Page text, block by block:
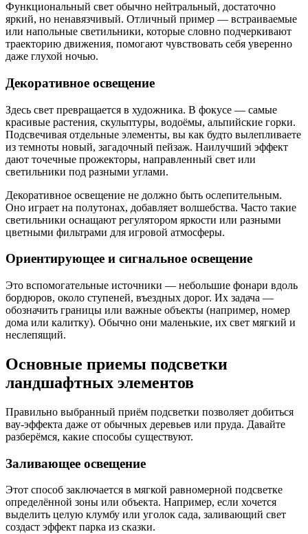
Функциональный свет обычно нейтральный, достаточно
яркий, но ненавязчивый. Отличный пример — встраиваемые
или напольные светильники, которые словно подчеркивают
траекторию движения, помогают чувствовать себя уверенно
даже глухой ночью.
Декоративное освещение
Здесь свет превращается в художника. В фокусе — самые
красивые растения, скульптуры, водоёмы, альпийские горки.
Подсвечивая отдельные элементы, вы как будто вылепливаете
из темноты новый, загадочный пейзаж. Наилучший эффект
дают точечные прожекторы, направленный свет или
светильники под разными углами.
Декоративное освещение не должно быть ослепительным.
Оно играет на полутонах, добавляет волшебства. Часто такие
светильники оснащают регулятором яркости или разными
цветными фильтрами для игровой атмосферы.
Ориентирующее и сигнальное освещение
Это вспомогательные источники — небольшие фонари вдоль
бордюров, около ступеней, въездных дорог. Их задача —
обозначить границы или важные объекты (например, номер
дома или калитку). Обычно они маленькие, их свет мягкий и
неслепящий.
Основные приемы подсветки
ландшафтных элементов
Правильно выбранный приём подсветки позволяет добиться
вау-эффекта даже от обычных деревьев или пруда. Давайте
разберёмся, какие способы существуют.
Заливающее освещение
Этот способ заключается в мягкой равномерной подсветке
определённой зоны или объекта. Например, если хочется
выделить целую клумбу или уголок сада, заливающий свет
создаст эффект парка из сказки.